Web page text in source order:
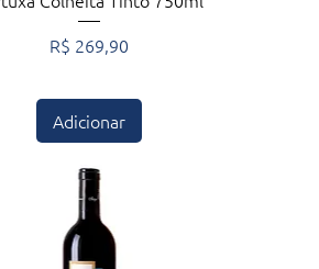
Preço
R$ 269,90
Adicionar